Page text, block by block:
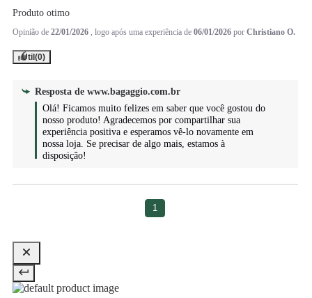
Produto otimo
Opinião de 22/01/2026 , logo após uma experiência de 06/01/2026 por Christiano O.
Útil(0)
Resposta de www.bagaggio.com.br
Olá! Ficamos muito felizes em saber que você gostou do
nosso produto! Agradecemos por compartilhar sua
experiência positiva e esperamos vê-lo novamente em
nossa loja. Se precisar de algo mais, estamos à
disposição!
1